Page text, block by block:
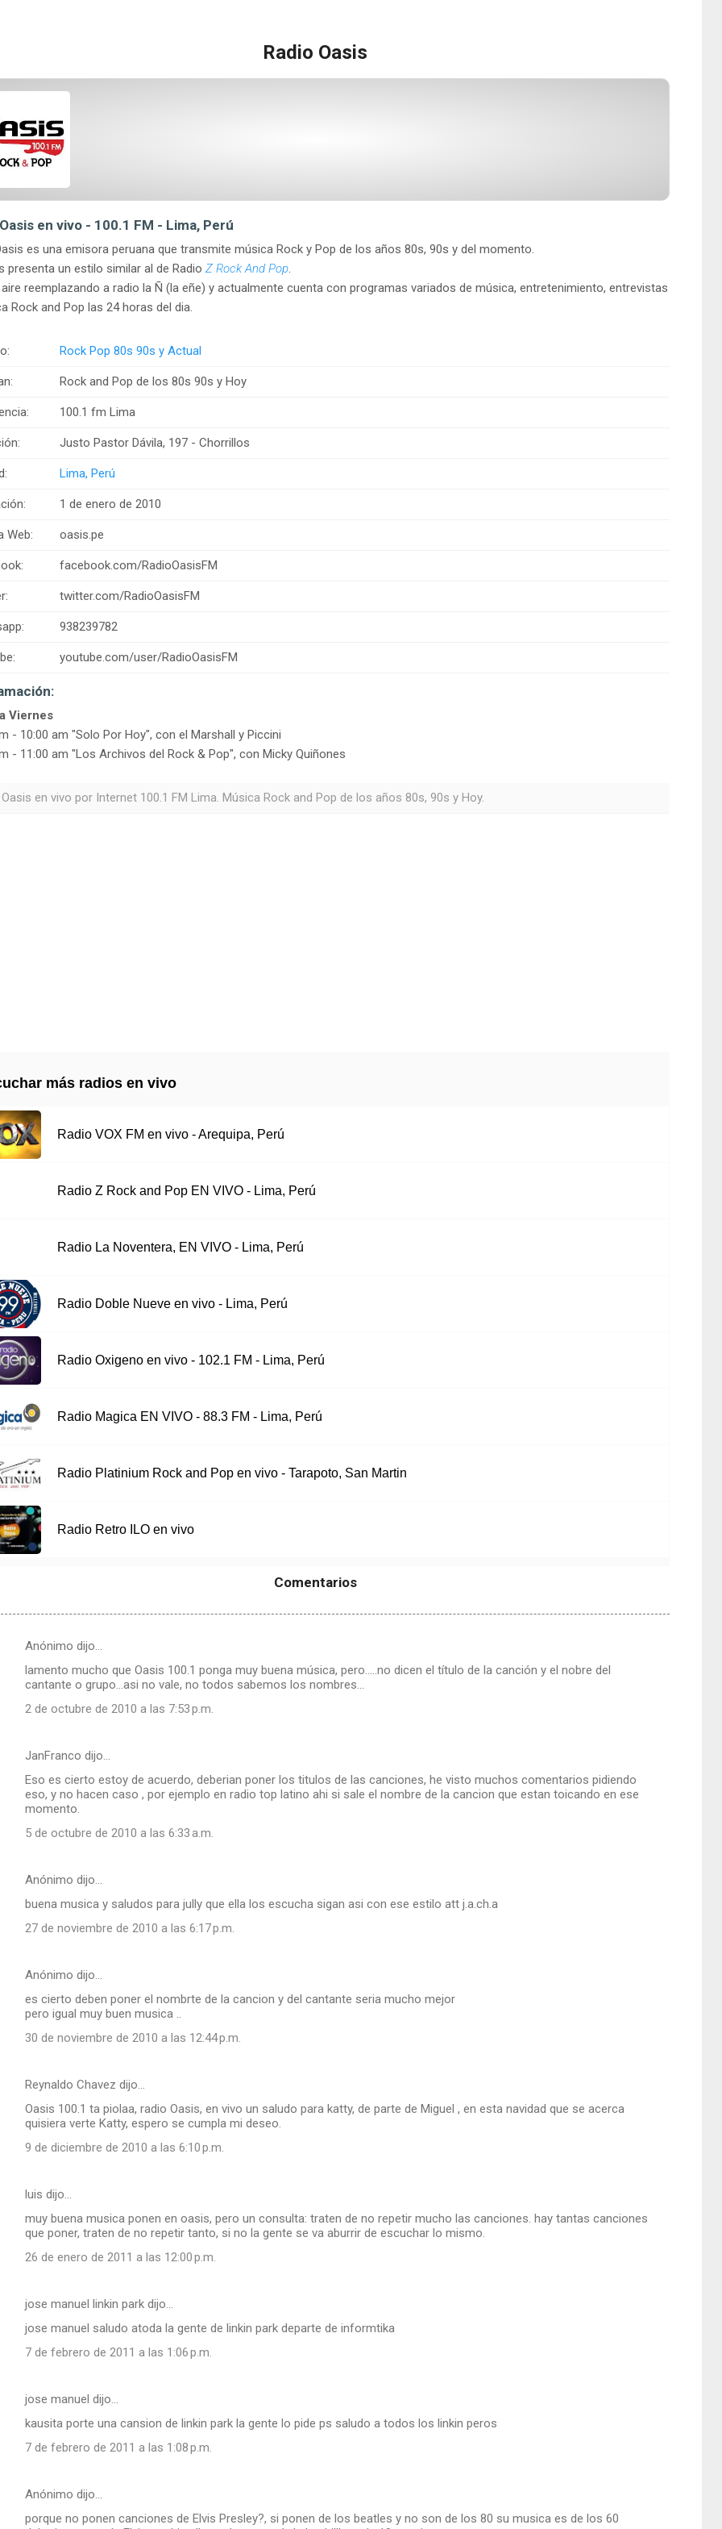
Radio Oasis
en vivo - 100.1 FM - Lima, Perú
es una emisora peruana que transmite música Rock y Pop de los años 80s, 90s y del momento.
presenta un estilo similar al de Radio Z Rock And Pop.
reemplazando a radio la Ñ (la eñe) y actualmente cuenta con programas variados de música, entretenimiento, entrevistas
Rock and Pop las 24 horas del dia.
Rock Pop 80s 90s y Actual
Rock and Pop de los 80s 90s y Hoy
100.1 fm Lima
Justo Pastor Dávila, 197 - Chorrillos
Lima, Perú
1 de enero de 2010
Web: oasis.pe
facebook.com/RadioOasisFM
twitter.com/RadioOasisFM
938239782
youtube.com/user/RadioOasisFM
Viernes
- 10:00 am "Solo Por Hoy", con el Marshall y Piccini
- 11:00 am "Los Archivos del Rock & Pop", con Micky Quiñones
en vivo por Internet 100.1 FM Lima. Música Rock and Pop de los años 80s, 90s y Hoy.
más radios en vivo
Radio VOX FM en vivo - Arequipa, Perú
Radio Z Rock and Pop EN VIVO - Lima, Perú
Radio La Noventera, EN VIVO - Lima, Perú
Radio Doble Nueve en vivo - Lima, Perú
Radio Oxigeno en vivo - 102.1 FM - Lima, Perú
Radio Magica EN VIVO - 88.3 FM - Lima, Perú
Radio Platinium Rock and Pop en vivo - Tarapoto, San Martin
Radio Retro ILO en vivo
Comentarios
Anónimo dijo…
lamento mucho que Oasis 100.1 ponga muy buena música, pero.....no dicen el título de la canción y el nobre del
cantante o grupo...asi no vale, no todos sabemos los nombres...
2 de octubre de 2010 a las 7:53 p.m.
JanFranco dijo…
Eso es cierto estoy de acuerdo, deberian poner los titulos de las canciones, he visto muchos comentarios pidiendo
eso, y no hacen caso , por ejemplo en radio top latino ahi si sale el nombre de la cancion que estan toicando en ese
momento.
5 de octubre de 2010 a las 6:33 a.m.
Anónimo dijo…
buena musica y saludos para jully que ella los escucha sigan asi con ese estilo att j.a.ch.a
27 de noviembre de 2010 a las 6:17 p.m.
Anónimo dijo…
es cierto deben poner el nombrte de la cancion y del cantante seria mucho mejor
pero igual muy buen musica ..
30 de noviembre de 2010 a las 12:44 p.m.
Reynaldo Chavez dijo…
Oasis 100.1 ta piolaa, radio Oasis, en vivo un saludo para katty, de parte de Miguel , en esta navidad que se acerca
quisiera verte Katty, espero se cumpla mi deseo.
9 de diciembre de 2010 a las 6:10 p.m.
luis dijo…
muy buena musica ponen en oasis, pero un consulta: traten de no repetir mucho las canciones. hay tantas canciones
que poner, traten de no repetir tanto, si no la gente se va aburrir de escuchar lo mismo.
26 de enero de 2011 a las 12:00 p.m.
jose manuel linkin park dijo…
jose manuel saludo atoda la gente de linkin park departe de informtika
7 de febrero de 2011 a las 1:06 p.m.
jose manuel dijo…
kausita porte una cansion de linkin park la gente lo pide ps saludo a todos los linkin peros
7 de febrero de 2011 a las 1:08 p.m.
Anónimo dijo…
porque no ponen canciones de Elvis Presley?, si ponen de los beatles y no son de los 80 su musica es de los 60